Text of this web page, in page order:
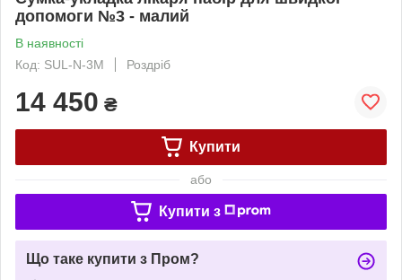
допомоги №3 - малий
В наявності
Код: SUL-N-3M
Роздріб
14 450 ₴
Купити
або
Купити з
Що таке купити з Пром?